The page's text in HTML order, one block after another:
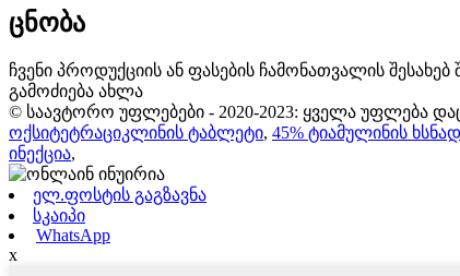
ცნობა
ჩვენი პროდუქციის ან ფასების ჩამონათვალის
გამოძიება ახლა
© საავტორო უფლებები - 2020-2023: ყველა უფლება
ოქსიტეტრაციკლინის ტაბლეტი, 45% ტიამულინის
ინექცია,
ელ.ფოსტის გაგზავნა
სკაიპი
WhatsApp
x